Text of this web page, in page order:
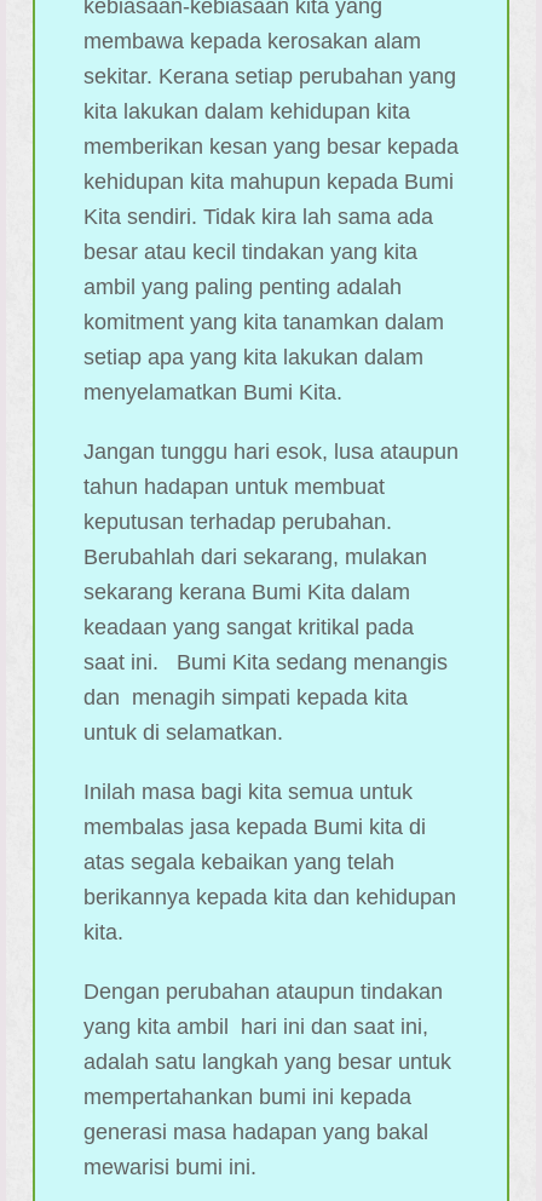
kebiasaan-kebiasaan kita yang
membawa kepada kerosakan alam
sekitar. Kerana setiap perubahan yang
kita lakukan dalam kehidupan kita
memberikan kesan yang besar kepada
kehidupan kita mahupun kepada Bumi
Kita sendiri. Tidak kira lah sama ada
besar atau kecil tindakan yang kita
ambil yang paling penting adalah
komitment yang kita tanamkan dalam
setiap apa yang kita lakukan dalam
menyelamatkan Bumi Kita.
Jangan tunggu hari esok, lusa ataupun
tahun hadapan untuk membuat
keputusan terhadap perubahan.
Berubahlah dari sekarang, mulakan
sekarang kerana Bumi Kita dalam
keadaan yang sangat kritikal pada
saat ini. Bumi Kita sedang menangis
dan menagih simpati kepada kita
untuk di selamatkan.
Inilah masa bagi kita semua untuk
membalas jasa kepada Bumi kita di
atas segala kebaikan yang telah
berikannya kepada kita dan kehidupan
kita.
Dengan perubahan ataupun tindakan
yang kita ambil hari ini dan saat ini,
adalah satu langkah yang besar untuk
mempertahankan bumi ini kepada
generasi masa hadapan yang bakal
mewarisi bumi ini.